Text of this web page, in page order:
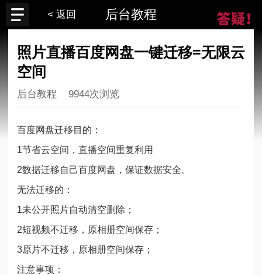
< 返回 后台教程
照片直播百度网盘一键迁移=无限云
空间
后台教程 9944次浏览
百度网盘迁移目的：
1节省云空间，直播空间重复利用
2数据迁移自己百度网盘，保证数据安全。
无法迁移的：
1未公开照片自动清空删除；
2短视频不迁移，原相册空间保存；
3原片不迁移，原相册空间保存；
注意事项：